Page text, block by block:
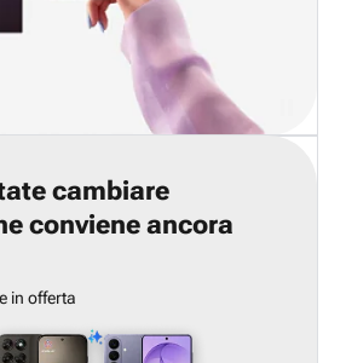
cambiare
conviene ancora
in offerta